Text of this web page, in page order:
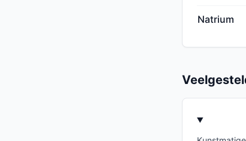
Natrium